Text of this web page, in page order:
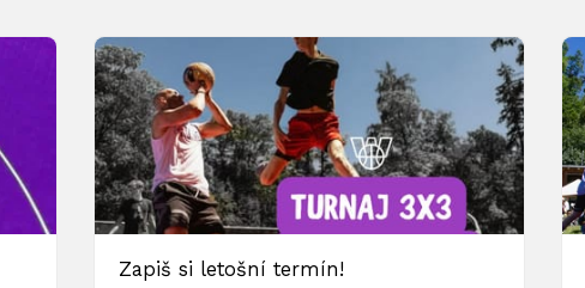
Zapiš si letošní termín!